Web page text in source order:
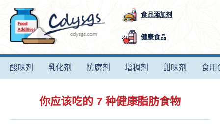
食品添加剂
健康食品
酸味剂 乳化剂 防腐剂 增稠剂 甜味剂 食用
你应该吃的 7 种健康脂肪食物